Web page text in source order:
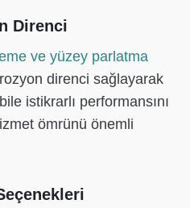
Direnci
ve yüzey parlatma
direnci sağlayarak
istikrarlı performansını
ömrünü önemli